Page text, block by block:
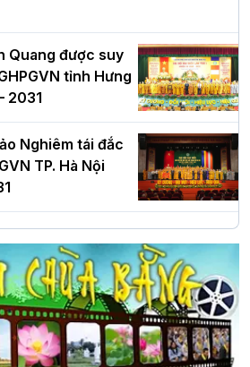
Quang được suy
tỉnh Hưng
2031
Nghiêm tái đắc
TP. Hà Nội
khởi công xây
hóa Phật giáo Thủ
cuối cùng khép lại